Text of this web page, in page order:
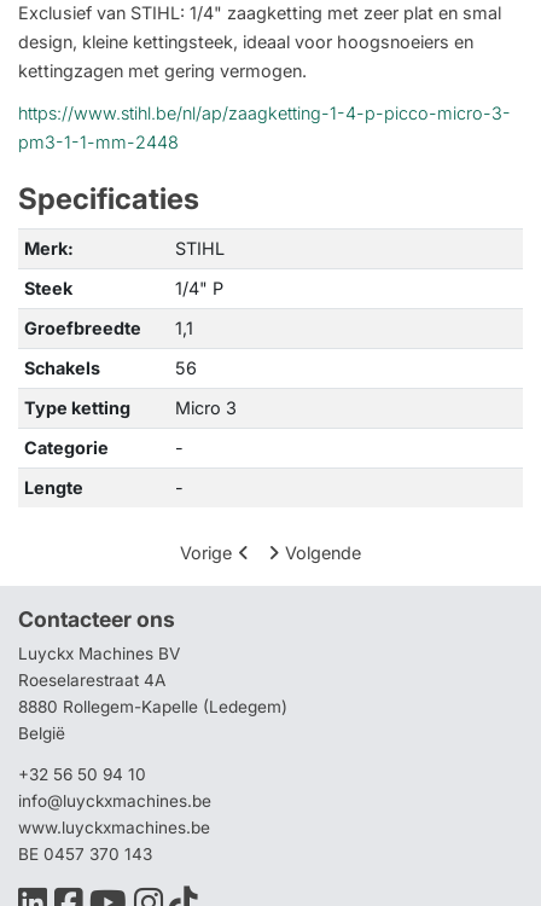
Exclusief van STIHL: 1/4" zaagketting met zeer plat en smal
design, kleine kettingsteek, ideaal voor hoogsnoeiers en
kettingzagen met gering vermogen.
https://www.stihl.be/nl/ap/zaagketting-1-4-p-picco-micro-3-
pm3-1-1-mm-2448
Specificaties
Merk:
STIHL
Steek
1/4" P
Groefbreedte
1,1
Schakels
56
Type ketting
Micro 3
Categorie
-
Lengte
-
Vorige Volgende
Contacteer ons
Luyckx Machines BV
Roeselarestraat 4A
8880 Rollegem-Kapelle (Ledegem)
België
+32 56 50 94 10
info@luyckxmachines.be
www.luyckxmachines.be
BE 0457 370 143